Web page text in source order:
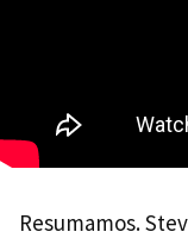
Resumamos.